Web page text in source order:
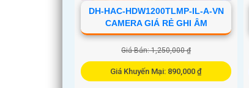
DH-HAC-HDW1200TLMP-IL-A-VN
CAMERA GIÁ RẺ GHI ÂM
Giá Bán: 1,250,000 ₫
Giá Khuyến Mại: 890,000 ₫